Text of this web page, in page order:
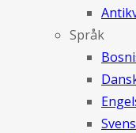
Språk